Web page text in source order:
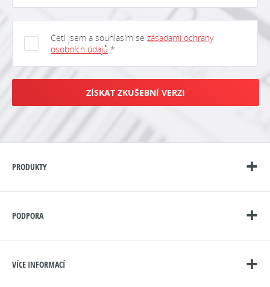
Četl jsem a souhlasím se zásadami ochrany
osobních údajů *
ZÍSKAT ZKUŠEBNÍ VERZI
PRODUKTY
PODPORA
VÍCE INFORMACÍ